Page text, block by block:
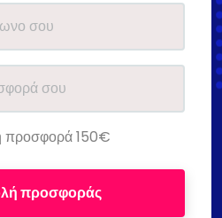
προσφορά 150€
προσφοράς